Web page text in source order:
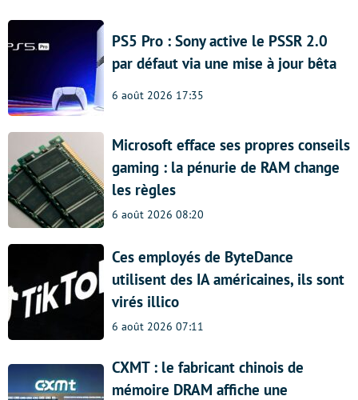
PS5 Pro : Sony active le PSSR 2.0
par défaut via une mise à jour bêta
6 août 2026 17:35
Microsoft efface ses propres conseils
gaming : la pénurie de RAM change
les règles
6 août 2026 08:20
Ces employés de ByteDance
utilisent des IA américaines, ils sont
virés illico
6 août 2026 07:11
CXMT : le fabricant chinois de
mémoire DRAM affiche une